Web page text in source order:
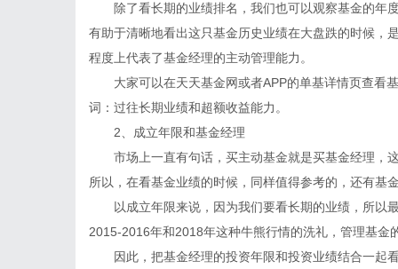
除了看长期的业绩排名，我们也可以观察基金的年
有助于清晰地看出这只基金历史业绩在大盘跌的时候，
程度上代表了基金经理的主动管理能力。
大家可以在天天基金网或者APP的单基详情页查看
词：过往长期业绩和超额收益能力。
2、成立年限和基金经理
市场上一直有句话，买主动基金就是买基金经理，
所以，在看基金业绩的时候，同样值得参考的，还有基
以成立年限来说，因为我们要看长期的业绩，所以
2015-2016年和2018年这种牛熊行情的洗礼，管理基
因此，把基金经理的投资年限和投资业绩结合一起